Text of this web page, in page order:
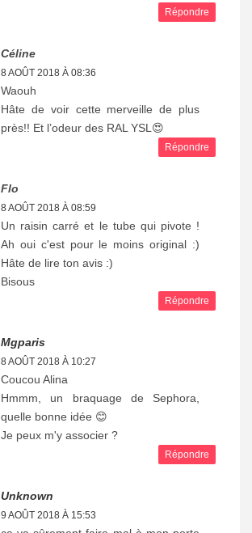
Répondre
Céline
8 AOÛT 2018 À 08:36
Waouh
Hâte de voir cette merveille de plus
près!! Et l’odeur des RAL YSL😍
Répondre
Flo
8 AOÛT 2018 À 08:59
Un raisin carré et le tube qui pivote !
Ah oui c'est pour le moins original :)
Hâte de lire ton avis :)
Bisous
Répondre
Mgparis
8 AOÛT 2018 À 10:27
Coucou Alina
Hmmm, un braquage de Sephora,
quelle bonne idée 😊
Je peux m'y associer ?
Répondre
Unknown
9 AOÛT 2018 À 15:53